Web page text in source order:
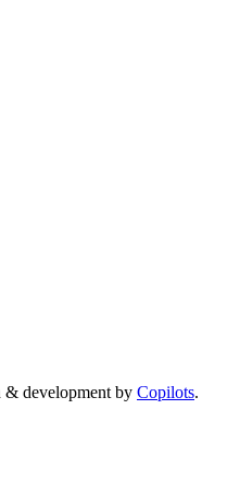
development by Copilots.